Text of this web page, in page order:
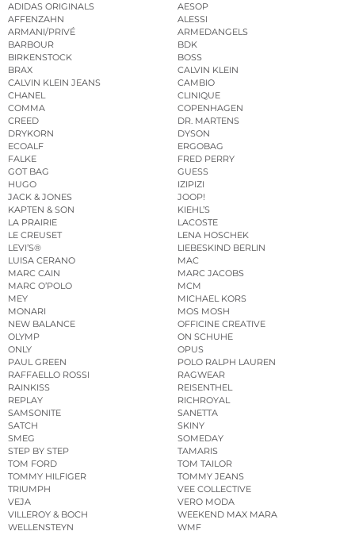
ADIDAS ORIGINALS
AESOP
AFFENZAHN
ALESSI
ARMANI/PRIVÉ
ARMEDANGELS
BARBOUR
BDK
BIRKENSTOCK
BOSS
BRAX
CALVIN KLEIN
CALVIN KLEIN JEANS
CAMBIO
CHANEL
CLINIQUE
COMMA
COPENHAGEN
CREED
DR. MARTENS
DRYKORN
DYSON
ECOALF
ERGOBAG
FALKE
FRED PERRY
GOT BAG
GUESS
HUGO
IZIPIZI
JACK & JONES
JOOP!
KAPTEN & SON
KIEHL’S
LA PRAIRIE
LACOSTE
LE CREUSET
LENA HOSCHEK
LEVI’S®
LIEBESKIND BERLIN
LUISA CERANO
MAC
MARC CAIN
MARC JACOBS
MARC O’POLO
MCM
MEY
MICHAEL KORS
MONARI
MOS MOSH
NEW BALANCE
OFFICINE CREATIVE
OLYMP
ON SCHUHE
ONLY
OPUS
PAUL GREEN
POLO RALPH LAUREN
RAFFAELLO ROSSI
RAGWEAR
RAINKISS
REISENTHEL
REPLAY
RICHROYAL
SAMSONITE
SANETTA
SATCH
SKINY
SMEG
SOMEDAY
STEP BY STEP
TAMARIS
TOM FORD
TOM TAILOR
TOMMY HILFIGER
TOMMY JEANS
TRIUMPH
VEE COLLECTIVE
VEJA
VERO MODA
VILLEROY & BOCH
WEEKEND MAX MARA
WELLENSTEYN
WMF